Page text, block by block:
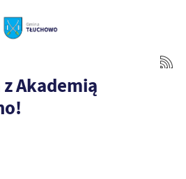
Akademią